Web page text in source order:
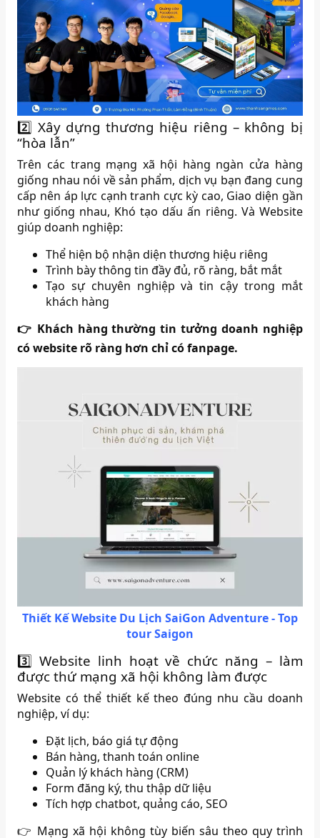
2️⃣ Xây dựng thương hiệu riêng – không bị
“hòa lẫn”
Trên các trang mạng xã hội hàng ngàn cửa hàng
giống nhau nói về sản phẩm, dịch vụ bạn đang cung
cấp nên áp lực cạnh tranh cực kỳ cao, Giao diện gần
như giống nhau, Khó tạo dấu ấn riêng. Và Website
giúp doanh nghiệp:
Thể hiện bộ nhận diện thương hiệu riêng
Trình bày thông tin đầy đủ, rõ ràng, bắt mắt
Tạo sự chuyên nghiệp và tin cậy trong mắt
khách hàng
👉 Khách hàng thường tin tưởng doanh nghiệp
có website rõ ràng hơn chỉ có fanpage.
Thiết Kế Website Du Lịch SaiGon Adventure - Top
tour Saigon
3️⃣ Website linh hoạt về chức năng – làm
được thứ mạng xã hội không làm được
Website có thể thiết kế theo đúng nhu cầu doanh
nghiệp, ví dụ:
Đặt lịch, báo giá tự động
Bán hàng, thanh toán online
Quản lý khách hàng (CRM)
Form đăng ký, thu thập dữ liệu
Tích hợp chatbot, quảng cáo, SEO
👉 Mạng xã hội không tùy biến sâu theo quy trình